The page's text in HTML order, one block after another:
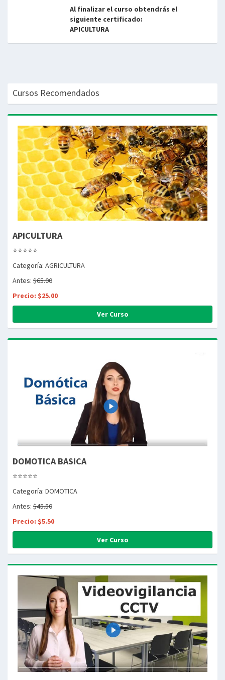
Al finalizar el curso obtendrás el
siguiente certificado:
APICULTURA
Cursos Recomendados
APICULTURA
⭐⭐⭐⭐⭐
Categoría: AGRICULTURA
Antes: $65.00
Precio: $25.00
Ver Curso
DOMOTICA BASICA
⭐⭐⭐⭐⭐
Categoría: DOMOTICA
Antes: $45.50
Precio: $5.50
Ver Curso